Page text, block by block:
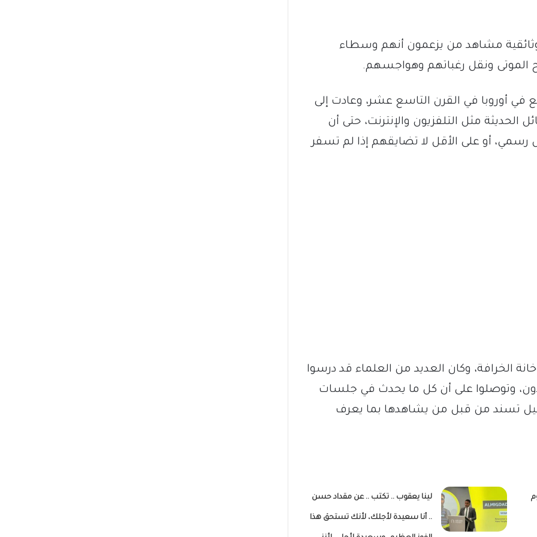
مشاهد من يزعمون أنهم وسطاء
الموتى ونقل رغباتهم وهواجسهم.
أوروبا في القرن التاسع عشر، وعادت إلى
مثل التلفزيون والإنترنت، حتى أن
أو على الأقل لا تضايقهم إذا لم تسفر
الخرافة، وكان العديد من العلماء قد درسوا
وتوصلوا على أن كل ما يحدث في جلسات
تسند من قبل من يشاهدها بما يعرف
لينا يعقوب .. تكتب .. عن مقداد حسن
.. أنا سعيدة لأجلك، لأنك تستحق هذا